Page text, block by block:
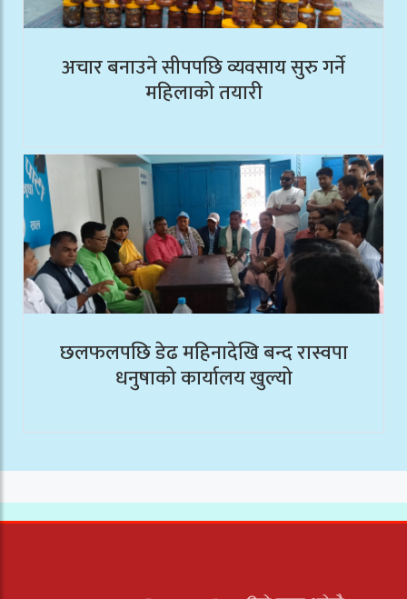
अचार बनाउने सीपपछि व्यवसाय सुरु गर्ने
महिलाको तयारी
छलफलपछि डेढ महिनादेखि बन्द रास्वपा
धनुषाको कार्यालय खुल्यो